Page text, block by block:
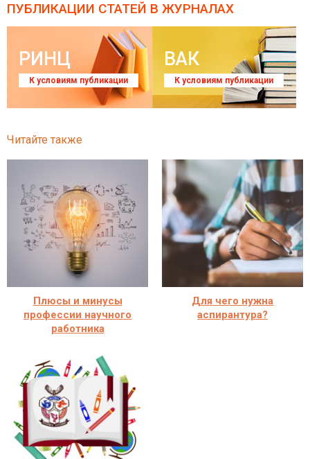
ПУБЛИКАЦИИ СТАТЕЙ В ЖУРНАЛАХ
РИНЦ
К условиям публикации
ВАК
К условиям публикации
Читайте также
Плюсы и минусы
профессии научного
работника
Для чего нужна
аспирантура?